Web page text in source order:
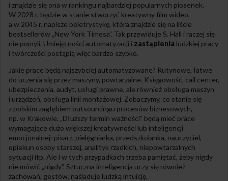
i znajdzie się ona w rankingu najbardziej popularnych piosenek.
W 2028 r. będzie w stanie stworzyć kreatywny film wideo,
a w 2045 r. napisze beletrystykę, która znajdzie się na liście
bestsellerów „New York Timesa”. Tak przewiduje S. Hall i raczej się
nie pomyli. Umiejętności automatyzacji i zastąpienia ludzkiej pracy
i twórczości postąpią więc bardzo szybko.
Jakie prace będą najszybciej automatyzowane? Rutynowe, łatwe
do uczenia się przez maszyny, powtarzalne. Księgowość, call center,
ubezpieczenia, audyt, usługi prawne, ale również obsługa maszyn
i urządzeń, obsługa linii montażowej. Zobaczymy, co stanie się
z polskim zagłębiem outsourcingu procesów biznesowych,
np. w Krakowie. „Dłuższy termin ważności” będą mieć prace
wymagające dużo większej kreatywności lub inteligencji
emocjonalnej: pisarz, pielęgniarka, przedszkolanka, nauczyciel,
opiekun osoby starszej, analityk rzadkich, niepowtarzalnych
sytuacji itp. Ale i w tych przypadkach trzeba pamiętać, żeby nigdy
nie mówić „nigdy”. Sztuczna inteligencja uczy się również
zachowań, gestów, naśladuje ludzką intuicję.